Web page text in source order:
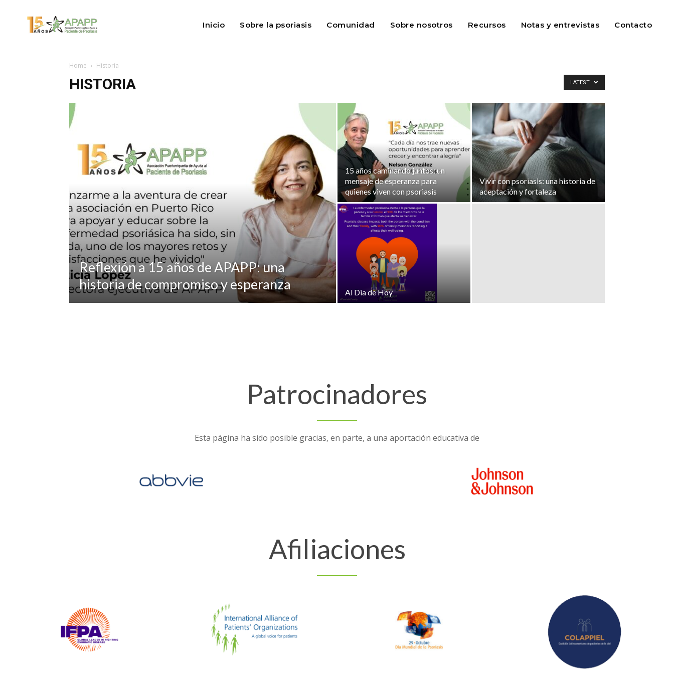
Inicio Sobre la psoriasis Comunidad Sobre nosotros Recursos Notas y entrevistas Contacto
Home Historia
HISTORIA LATEST
Reflexión a 15 años de APAPP: una
historia de compromiso y esperanza
15 años caminando juntos: un
mensaje de esperanza para
quienes viven con psoriasis
Vivir con psoriasis: una historia de
aceptación y fortaleza
Al Dia de Hoy
Patrocinadores
Esta página ha sido posible gracias, en parte, a una aportación educativa de
Afiliaciones